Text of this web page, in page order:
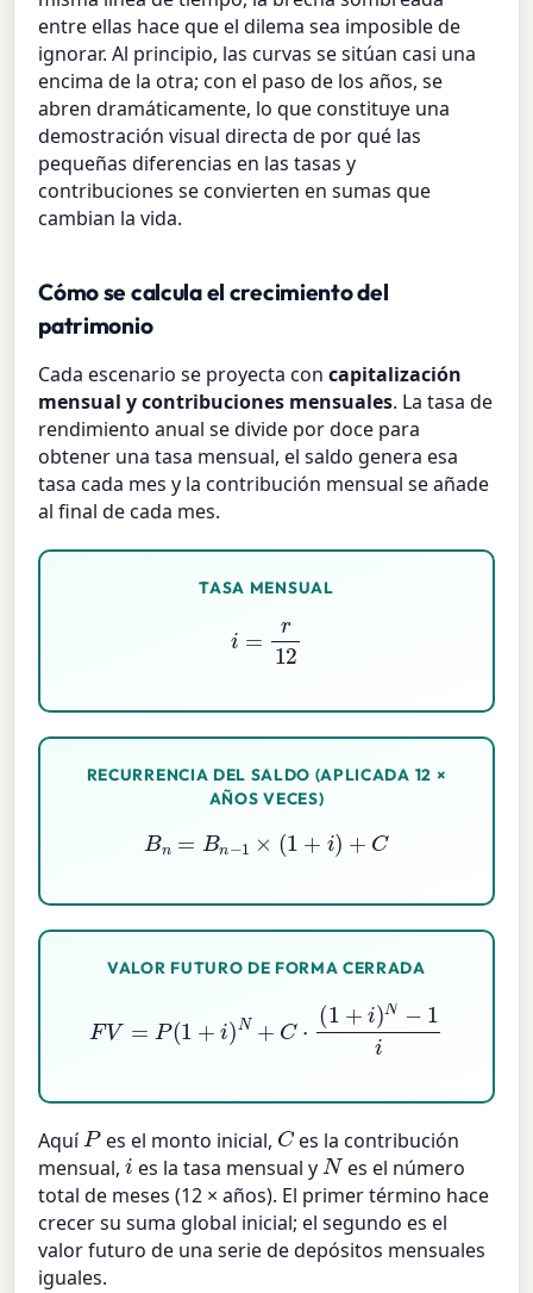
entre ellas hace que el dilema sea imposible de
ignorar. Al principio, las curvas se sitúan casi una
encima de la otra; con el paso de los años, se
abren dramáticamente, lo que constituye una
demostración visual directa de por qué las
pequeñas diferencias en las tasas y
contribuciones se convierten en sumas que
cambian la vida.
Cómo se calcula el crecimiento del
patrimonio
Cada escenario se proyecta concapitalización
mensual y contribuciones mensuales. La tasa de
rendimiento anual se divide por doce para
obtener una tasa mensual, el saldo genera esa
tasa cada mes y la contribución mensual se añade
al final de cada mes.
TASA MENSUAL
12
RECURRENCIA DEL SALDO (APLICADA 12 ×
AÑOS VECES)
Bn =B −1 ×(1 + )+ C
VALOR FUTURO DE FORMA CERRADA
+i) N −1i
AquíPes el monto inicial, C es la contribución
mensual,i es la tasa mensual y N es el número
total de meses (12 × años). El primer término hace
crecer su suma global inicial; el segundo es el
valor futuro de una serie de depósitos mensuales
iguales.